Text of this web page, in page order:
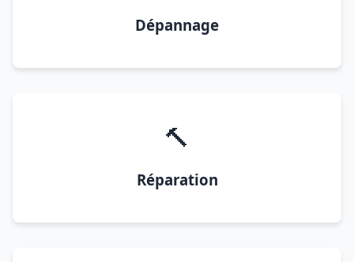
Dépannage
🔨
Réparation